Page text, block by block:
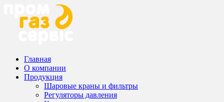
Главная
О компании
Продукция
Шаровые краны и фильтры
Регуляторы давления